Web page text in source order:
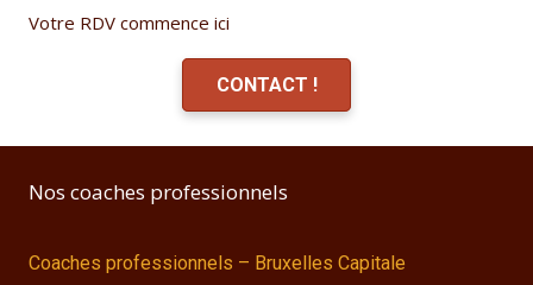
Votre RDV commence ici
CONTACT !
Nos coaches professionnels
Coaches professionnels – Bruxelles Capitale